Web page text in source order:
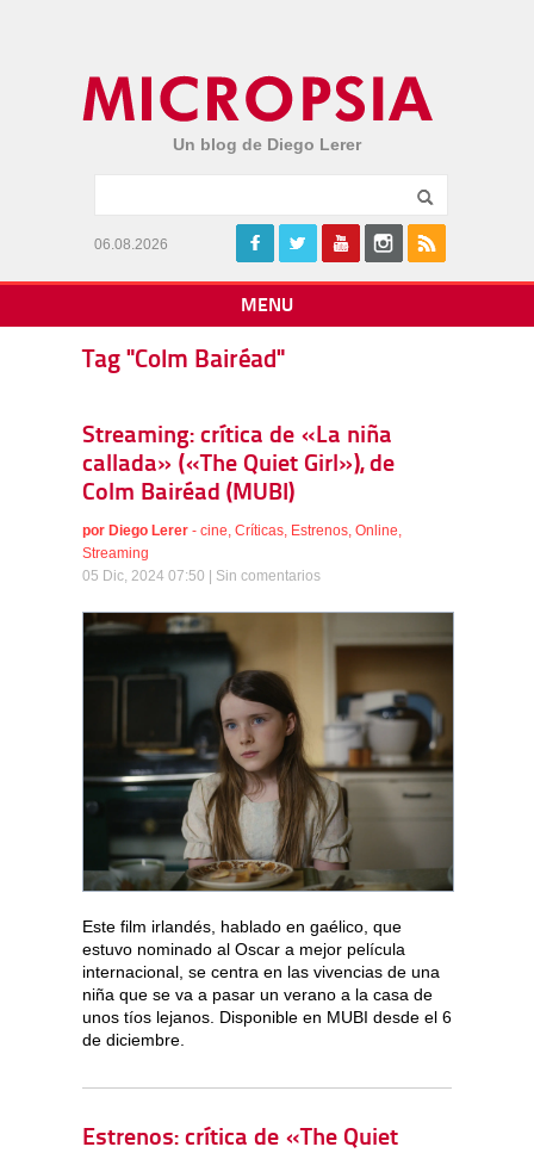
Un blog de Diego Lerer
06.08.2026
MENU
Tag "Colm Bairéad"
Streaming: crítica de «La niña
callada» («The Quiet Girl»), de
Colm Bairéad (MUBI)
por Diego Lerer - cine, Críticas, Estrenos, Online,
Streaming
05 Dic, 2024 07:50 | Sin comentarios
Este film irlandés, hablado en gaélico, que
estuvo nominado al Oscar a mejor película
internacional, se centra en las vivencias de una
niña que se va a pasar un verano a la casa de
unos tíos lejanos. Disponible en MUBI desde el 6
de diciembre.
Estrenos: crítica de «The Quiet